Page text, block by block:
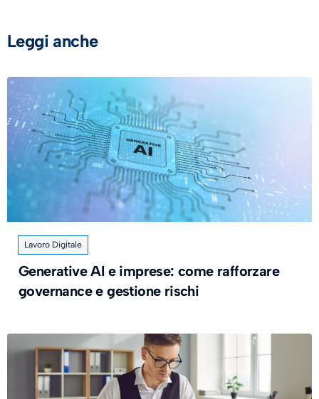
Leggi anche
Lavoro Digitale
Generative AI e imprese: come rafforzare
governance e gestione rischi